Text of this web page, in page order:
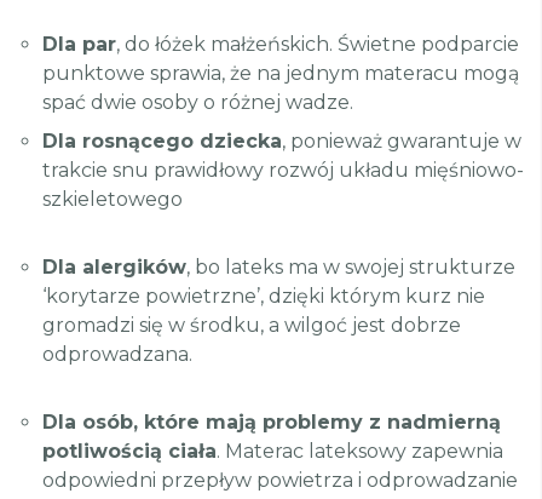
Dla par, do łóżek małżeńskich. Świetne podparcie
punktowe sprawia, że na jednym materacu mogą
spać dwie osoby o różnej wadze.
Dla rosnącego dziecka, ponieważ gwarantuje w
trakcie snu prawidłowy rozwój układu mięśniowo-
szkieletowego
Dla alergików, bo lateks ma w swojej strukturze
‘korytarze powietrzne’, dzięki którym kurz nie
gromadzi się w środku, a wilgoć jest dobrze
odprowadzana.
Dla osób, które mają problemy z nadmierną
potliwością ciała. Materac lateksowy zapewnia
odpowiedni przepływ powietrza i odprowadzanie